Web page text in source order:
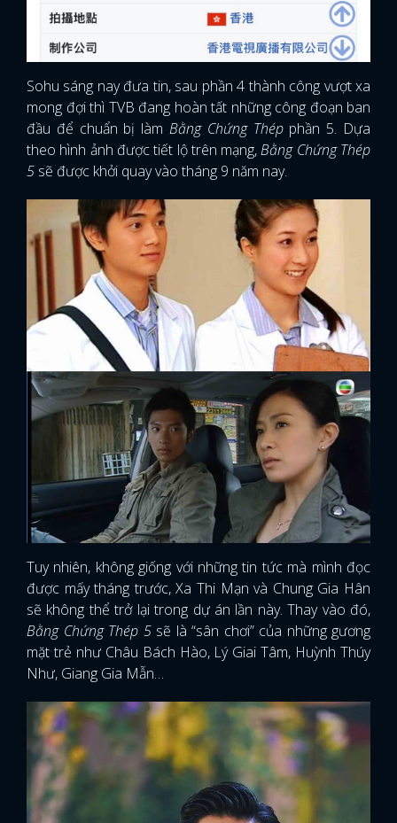
Sohu sáng nay đưa tin, sau phần 4 thành công vượt xa
mong đợi thì TVB đang hoàn tất những công đoạn ban
đầu để chuẩn bị làm Bằng Chứng Thépphần 5. Dựa
theo hình ảnh được tiết lộ trên mạng,Bằng Chứng Thép
5 sẽ được khởi quay vào tháng 9 năm nay.
Tuy nhiên, không giống với những tin tức mà mình đọc
được mấy tháng trước, Xa Thi Mạn và Chung Gia Hân
sẽ không thể trở lại trong dự án lần này. Thay vào đó,
Bằng Chứng Thép 5sẽ là “sân chơi” của những gương
mặt trẻ như Châu Bách Hào, Lý Giai Tâm, Huỳnh Thúy
Như, Giang Gia Mẫn…